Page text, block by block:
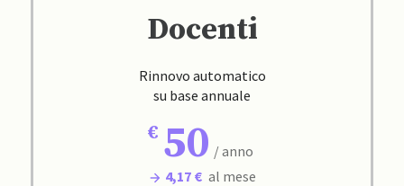
Docenti
Rinnovo automatico
su base annuale
50 / anno
4,17 € al mese